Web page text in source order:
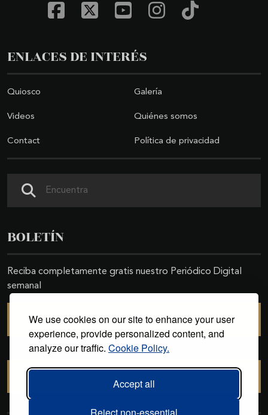
We use cookies on our site to enhance your user
experience, provide personalized content, and
analyze our traffic. Cookie Policy.
Accept all
ENLACES DE INTERÉS
Quiosco Galería
Videos Quiénes somos
Contact Política de privacidad
BOLETÍN
Reciba completamente gratis nuestro Periódico Digital
semanal
SUSCRIBIRSE